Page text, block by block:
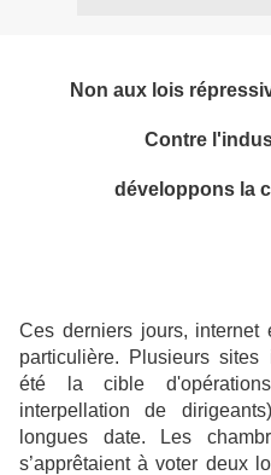
Non aux lois
Contre
développons la
Ces derniers jours, internet
particulière. Plusieurs
été la cible
interpellation de
longues date. Les
s’apprêtaient à voter deux